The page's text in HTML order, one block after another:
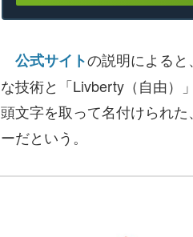
公式サイトの説明によると
な技術と「Livberty（自由）
頭文字を取って名付けられ
ーだという。